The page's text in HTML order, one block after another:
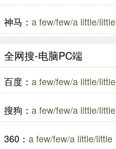
神马： a few/few/a little/little
全网搜-电脑PC端
百度： a few/few/a little/little
搜狗： a few/few/a little/little
360： a few/few/a little/little